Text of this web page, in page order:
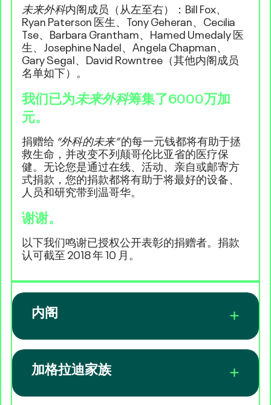
未来外科内阁成员（从左至右）：Bill Fox、
Ryan Paterson 医生、Tony Geheran、Cecilia
Tse、Barbara Grantham、Hamed Umedaly 医
生、Josephine Nadel、Angela Chapman、
Gary Segal、David Rowntree（其他内阁成员
名单如下）。
我们已为未来外科筹集了6000万加
元。
捐赠给 “外科的未来”的每一元钱都将有助于拯
救生命，并改变不列颠哥伦比亚省的医疗保
健。无论您是通过在线、活动、亲自或邮寄方
式捐款，您的捐款都将有助于将最好的设备、
人员和研究带到温哥华。
谢谢。
以下我们鸣谢已授权公开表彰的捐赠者。捐款
认可截至 2018 年 10 月。
内阁
加格拉迪家族